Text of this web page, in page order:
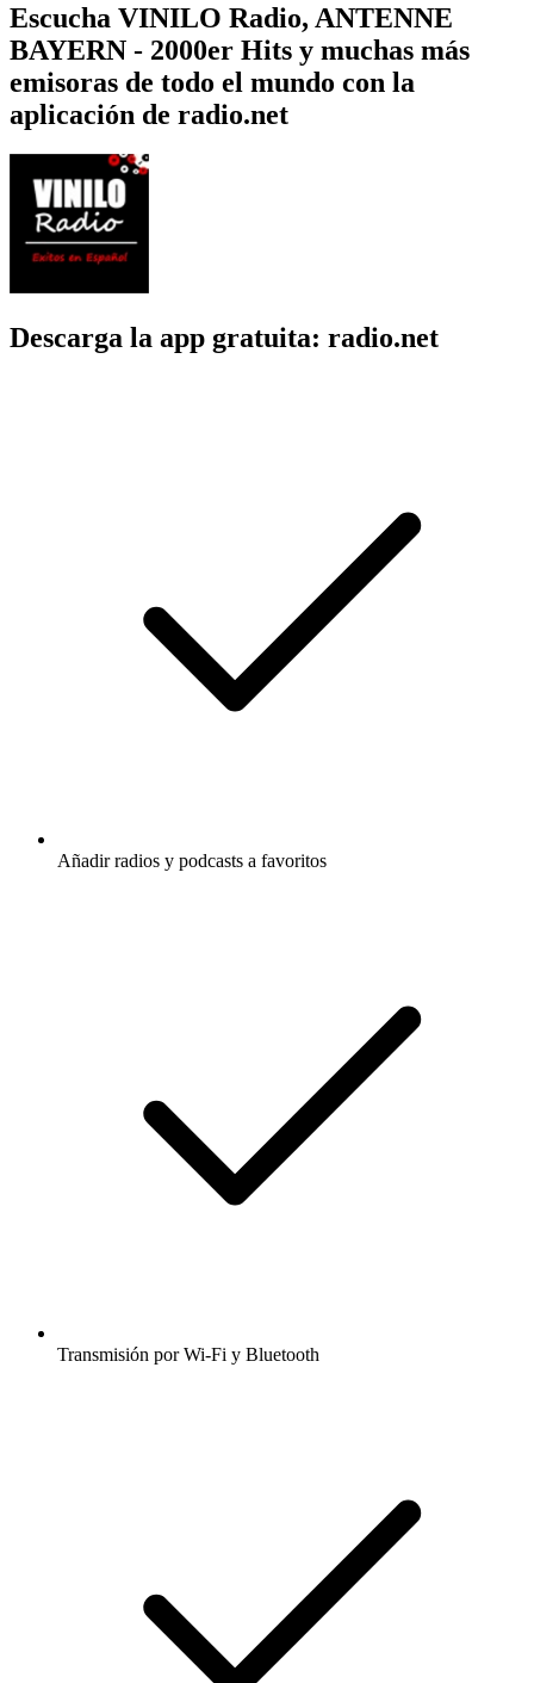
Escucha VINILO Radio, ANTENNE
BAYERN - 2000er Hits y muchas más
emisoras de todo el mundo con la
aplicación de radio.net
Descarga la app gratuita: radio.net
Añadir radios y podcasts a favoritos
Transmisión por Wi-Fi y Bluetooth